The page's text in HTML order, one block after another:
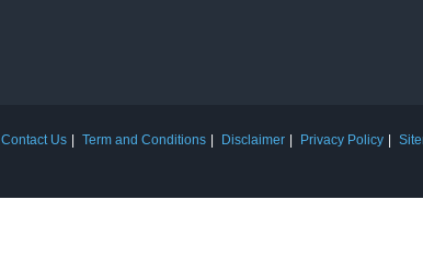
Contact Us Term and Conditions Disclaimer Privacy Policy